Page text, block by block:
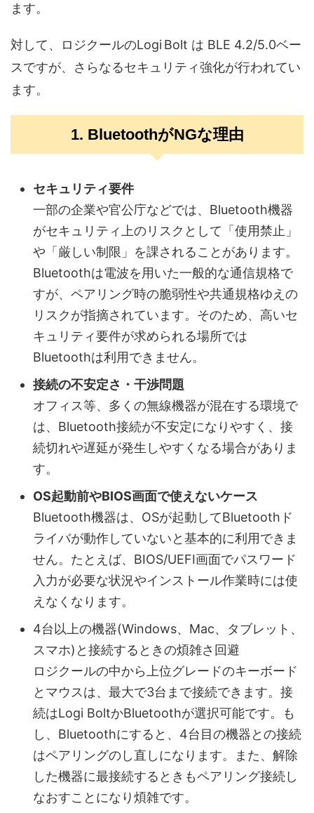
ます。
対して、ロジクールのLogi Bolt は BLE 4.2/5.0ベー
スですが、さらなるセキュリティ強化が行われてい
ます。
1. BluetoothがNGな理由
セキュリティ要件
一部の企業や官公庁などでは、Bluetooth機器
がセキュリティ上のリスクとして「使用禁止」
や「厳しい制限」を課されることがあります。
Bluetoothは電波を用いた一般的な通信規格で
すが、ペアリング時の脆弱性や共通規格ゆえの
リスクが指摘されています。そのため、高いセ
キュリティ要件が求められる場所では
Bluetoothは利用できません。
接続の不安定さ・干渉問題
オフィス等、多くの無線機器が混在する環境で
は、Bluetooth接続が不安定になりやすく、接
続切れや遅延が発生しやすくなる場合がありま
す。
OS起動前やBIOS画面で使えないケース
Bluetooth機器は、OSが起動してBluetoothド
ライバが動作していないと基本的に利用できま
せん。たとえば、BIOS/UEFI画面でパスワード
入力が必要な状況やインストール作業時には使
えなくなります。
4台以上の機器(Windows、Mac、タブレット、
スマホ)と接続するときの煩雑さ回避
ロジクールの中から上位グレードのキーボード
とマウスは、最大で3台まで接続できます。接
続はLogi BoltかBluetoothが選択可能です。も
し、Bluetoothにすると、4台目の機器との接続
はペアリングのし直しになります。また、解除
した機器に最接続するときもペアリング接続し
なおすことになり煩雑です。